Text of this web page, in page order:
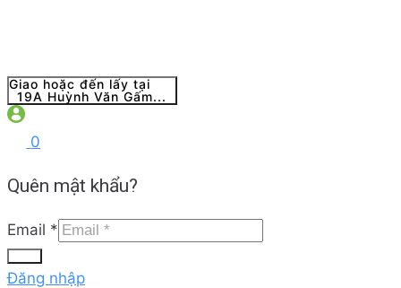
Giao hoặc đến lấy tại
19A Huỳnh Văn Gấm...
0
Quên mật khẩu?
Email *
Đăng nhập